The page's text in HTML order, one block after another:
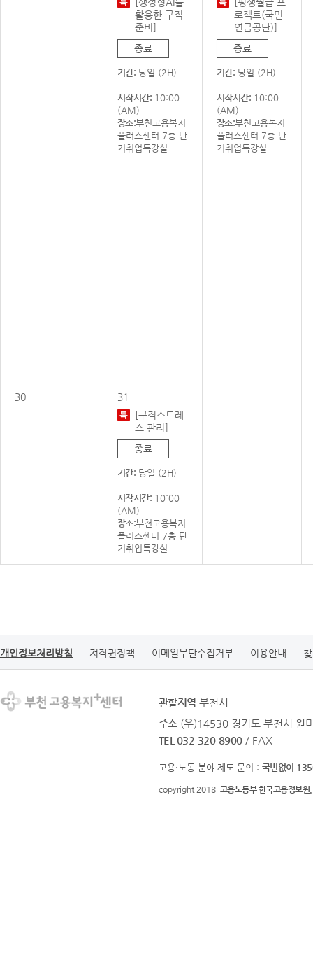
활용한 구직
준비]
종료
기간: 당일 (2H)
시작시간: 10:00
(AM)
장소:부천고용복지
플러스센터 7층 단
기취업특강실
로젝트(국민
연금공단)]
종료
기간: 당일 (2H)
시작시간: 10:00
(AM)
장소:부천고용복지
플러스센터 7층 단
기취업특강실
30
31
[구직스트레
스 관리]
종료
기간: 당일 (2H)
시작시간: 10:00
(AM)
장소:부천고용복지
플러스센터 7층 단
기취업특강실
개인정보처리방침 저작권정책 이메일무단수집거부 이용안내
관할지역 부천시
주소 (우)14530 경기도 부천시 원
TEL 032-320-8900 / FAX --
고용·노동 분야 제도 문의 : 국번없이
copyright 2018 고용노동부 한국고용정보원.